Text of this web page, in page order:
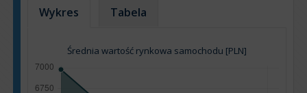
Wykres Tabela
Średnia wartość rynkowa samochodu [PLN]